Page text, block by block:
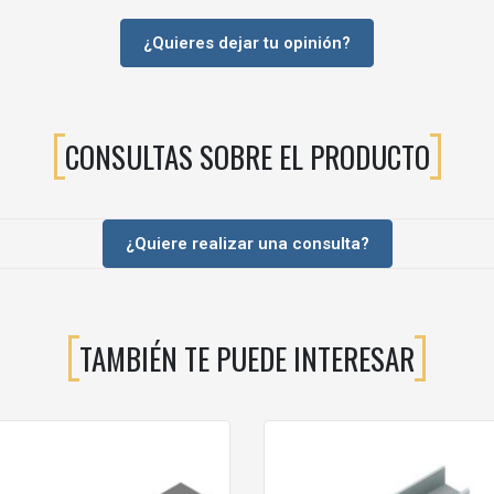
, aportando guiado y protección.
perfil U de aluminio para puertas de 16 mm acabado blanco,
¿Quieres dejar tu opinión?
CONSULTAS SOBRE EL PRODUCTO
¿Quiere realizar una consulta?
TAMBIÉN TE PUEDE INTERESAR